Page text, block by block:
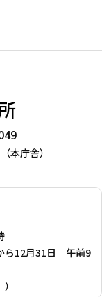
本庁舎）
ら12月31日 午前9